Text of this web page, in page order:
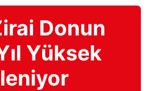
Donun
Yüksek